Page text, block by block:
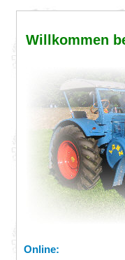
Willkommen
Online: